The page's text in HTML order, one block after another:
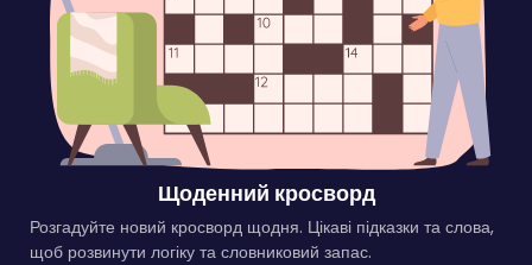
Щоденний кросворд
Розгадуйте новий кросворд щодня. Цікаві підказки та слова,
щоб розвинути логіку та словниковий запас.